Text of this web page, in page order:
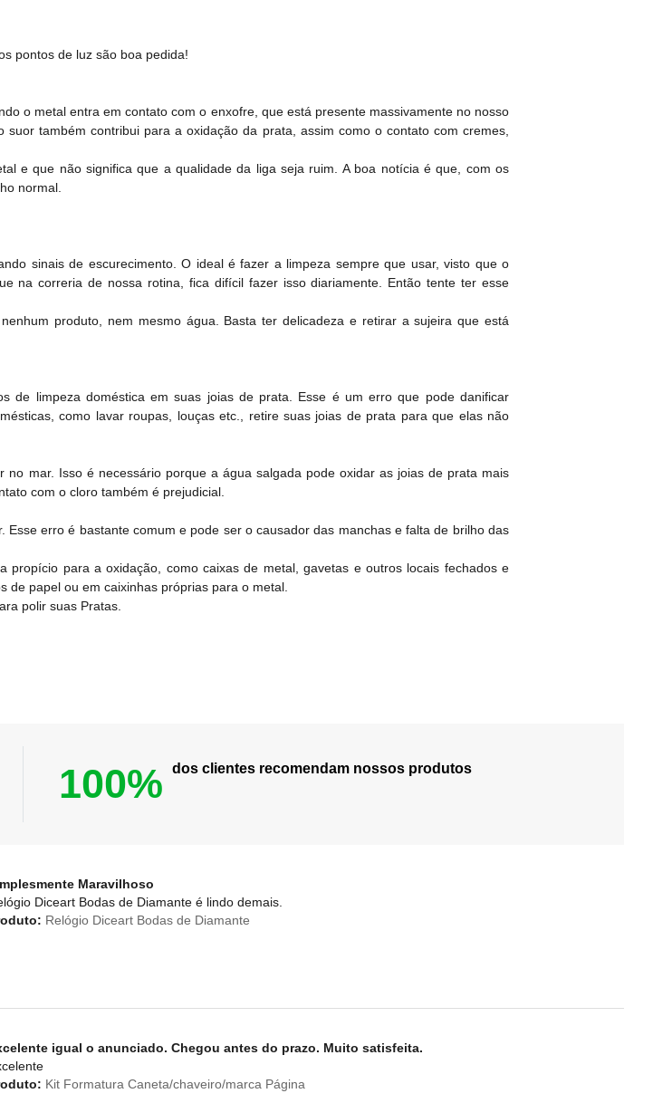
pontos de luz são boa pedida!
o metal entra em contato com o enxofre, que está presente massivamente no nosso
também contribui para a oxidação da prata, assim como o contato com cremes,
e que não significa que a qualidade da liga seja ruim. A boa notícia é que, com os
normal.
sinais de escurecimento. O ideal é fazer a limpeza sempre que usar, visto que o
na correria de nossa rotina, fica difícil fazer isso diariamente. Então tente ter esse
produto, nem mesmo água. Basta ter delicadeza e retirar a sujeira que está
de limpeza doméstica em suas joias de prata. Esse é um erro que pode danificar
como lavar roupas, louças etc., retire suas joias de prata para que elas não
mar. Isso é necessário porque a água salgada pode oxidar as joias de prata mais
com o cloro também é prejudicial.
erro é bastante comum e pode ser o causador das manchas e falta de brilho das
para a oxidação, como caixas de metal, gavetas e outros locais fechados e
de papel ou em caixinhas próprias para o metal.
polir suas Pratas.
100% dos clientes recomendam nossos produtos
Maravilhoso
Diceart Bodas de Diamante é lindo demais.
Relógio Diceart Bodas de Diamante
igual o anunciado. Chegou antes do prazo. Muito satisfeita.
Kit Formatura Caneta/chaveiro/marca Página